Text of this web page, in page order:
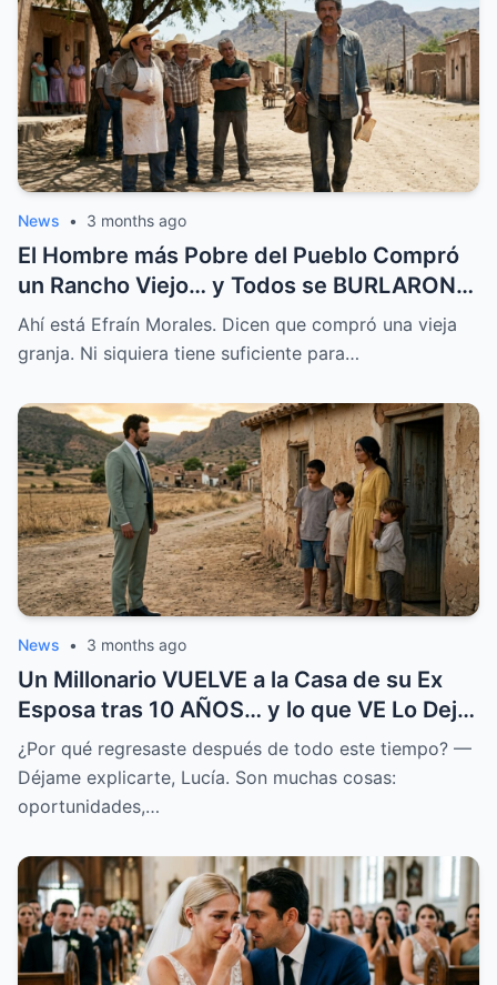
News • 3 months ago
El Hombre más Pobre del Pueblo Compró
un Rancho Viejo… y Todos se BURLARON,
Hasta que Pasó Esto
Ahí está Efraín Morales. Dicen que compró una vieja
granja. Ni siquiera tiene suficiente para…
News • 3 months ago
Un Millonario VUELVE a la Casa de su Ex
Esposa tras 10 AÑOS… y lo que VE Lo Deja
en SHOCK
¿Por qué regresaste después de todo este tiempo? —
Déjame explicarte, Lucía. Son muchas cosas:
oportunidades,…